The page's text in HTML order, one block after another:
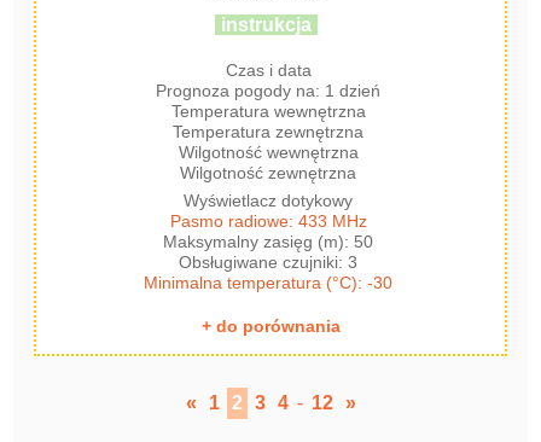
instrukcja
Czas i data
Prognoza pogody na: 1 dzień
Temperatura wewnętrzna
Temperatura zewnętrzna
Wilgotność wewnętrzna
Wilgotność zewnętrzna
Wyświetlacz dotykowy
Pasmo radiowe: 433 MHz
Maksymalny zasięg (m): 50
Obsługiwane czujniki: 3
Minimalna temperatura (°C): -30
+ do porównania
« 1 2 3 4 - 12 »